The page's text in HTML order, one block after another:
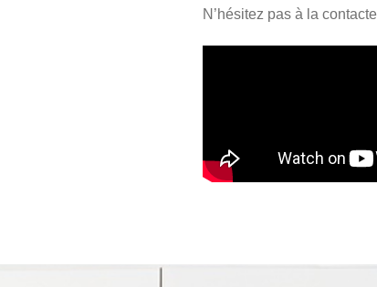
N’hésitez pas à la